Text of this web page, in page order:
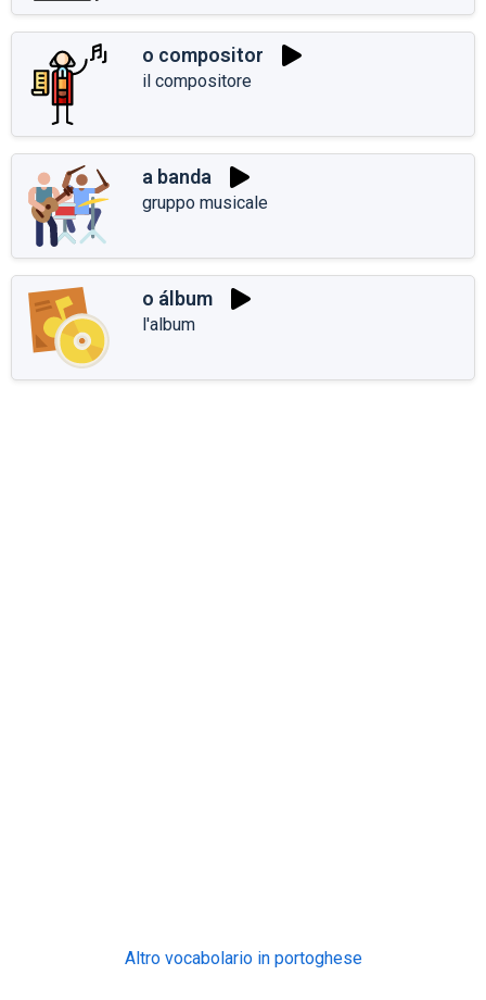
o compositor
il compositore
a banda
gruppo musicale
o álbum
l'album
Altro vocabolario in portoghese